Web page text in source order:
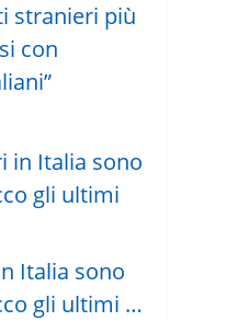
stranieri più
con
Italia sono
gli ultimi …